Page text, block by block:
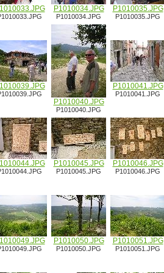
P1010034.JPG
P1010034.JPG
P1010035.JPG
P1010035.JPG
P1010040.JPG
P1010040.JPG
P1010041.JPG
P1010041.JPG
P1010045.JPG
P1010045.JPG
P1010046.JPG
P1010046.JPG
P1010050.JPG
P1010050.JPG
P1010051.JPG
P1010051.JPG